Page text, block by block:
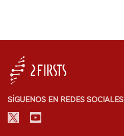
SÍGUENOS EN REDES SOCIALES